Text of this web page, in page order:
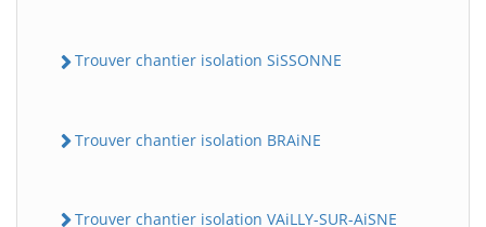
Trouver chantier isolation SiSSONNE
Trouver chantier isolation BRAiNE
Trouver chantier isolation VAiLLY-SUR-AiSNE